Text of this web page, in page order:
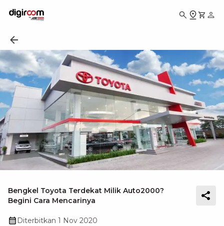
Bengkel Toyota Terdekat Milik Auto2000?
Begini Cara Mencarinya
Diterbitkan 1 Nov 2020